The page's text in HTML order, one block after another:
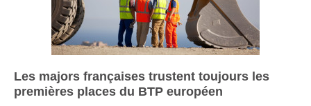
Les majors françaises trustent toujours les
premières places du BTP européen